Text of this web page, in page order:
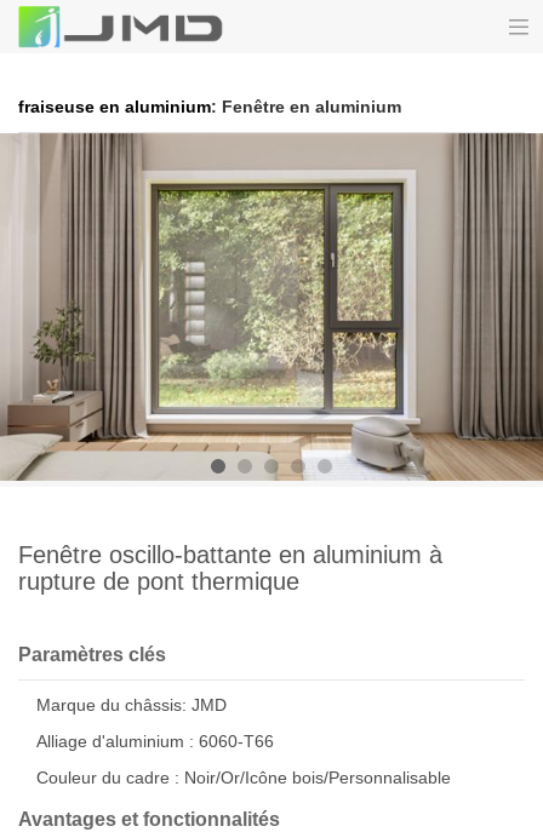
fraiseuse en aluminium: Fenêtre en aluminium
Fenêtre oscillo-battante en aluminium à
rupture de pont thermique
Paramètres clés
Marque du châssis: JMD
Alliage d'aluminium : 6060-T66
Couleur du cadre : Noir/Or/Icône bois/Personnalisable
Avantages et fonctionnalités